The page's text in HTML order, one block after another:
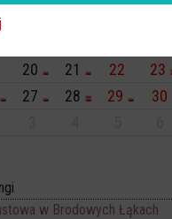
20 21 22
23
27 28 29
30
w Brodowych Łąkach